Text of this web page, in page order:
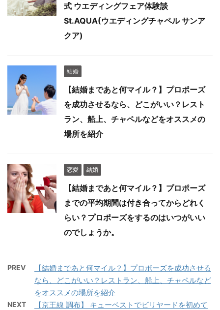
式 ウエディングフェア体験談
St.AQUA(ウエディングチャペル サンア
クア)
結婚
【結婚まであと何マイル？】プロポーズ
を成功させるなら、どこがいい？レスト
ラン、船上、チャペルなどをオススメの
場所を紹介
恋愛 結婚
【結婚まであと何マイル？】プロポーズ
までの平均期間は付き合ってからどれく
らい？プロポーズをするのはいつがいい
のでしょうか。
PREV
【結婚まであと何マイル？】プロポーズを成功させる
なら、どこがいい？レストラン、船上、チャペルなど
をオススメの場所を紹介
NEXT
【京王線 調布】 キューベストでビリヤードを初めて